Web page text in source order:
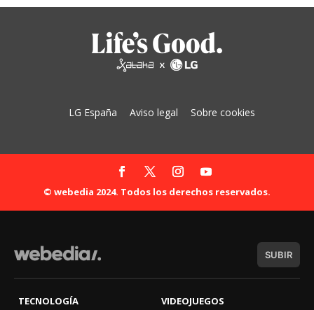
LG España Aviso legal Sobre cookies
© webedia 2024. Todos los derechos reservados.
SUBIR
TECNOLOGÍA
VIDEOJUEGOS